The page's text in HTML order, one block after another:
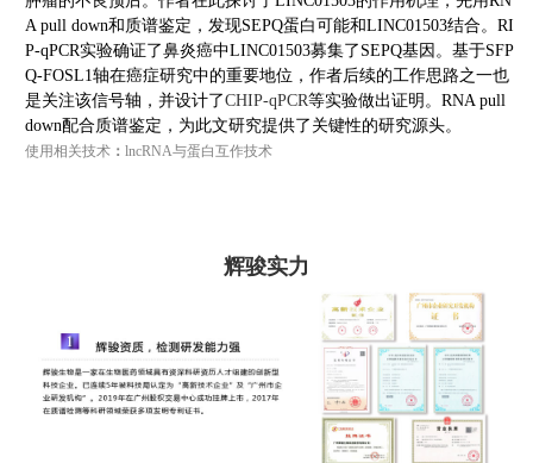
A pull down和质谱鉴定，发现SEPQ蛋白可能和LINC01503结合。RI
P-qPCR实验确证了鼻炎癌中LINC01503募集了SEPQ基因。基于SFP
Q-FOSL1轴在癌症研究中的重要地位，作者后续的工作思路之一也
是关注该信号轴，并设计了CHIP-qPCR等实验做出证明。RNA pull
down配合质谱鉴定，为此文研究提供了关键性的研究源头。
使用相关技术 ：lncRNA与蛋白互作技术
辉骏实力